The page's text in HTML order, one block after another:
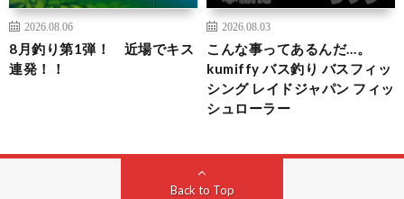
2026.08.06
8月釣り第1弾！ 近場でキス
連発！！
2026.08.03
こんな事ってあるんだ…。
kumiffy バス釣り バスフィッ
シング レイドジャパン フィッ
シュローラー
Back to Top